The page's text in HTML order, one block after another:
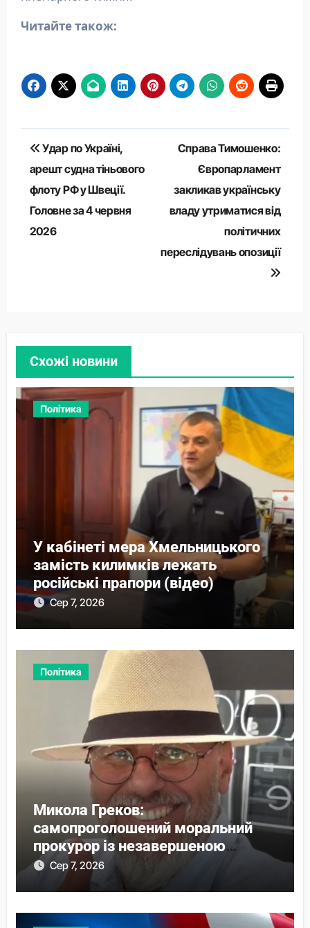
Читайте також:
Навігація
записів
Удар по Україні,
арешт судна тіньового
флоту РФ у Швеції.
Головне за 4 червня
2026
Справа Тимошенко:
Європарламент
закликав українську
владу утриматися від
політичних
переслідувань опозиції
Схожі новини
Політика
У кабінеті мера Хмельницького
замість килимків лежать
російські прапори (відео)
Сер 7, 2026
Політика
Микола Греков:
самопроголошений моральний
прокурор із незавершеною
власною справою
Сер 7, 2026